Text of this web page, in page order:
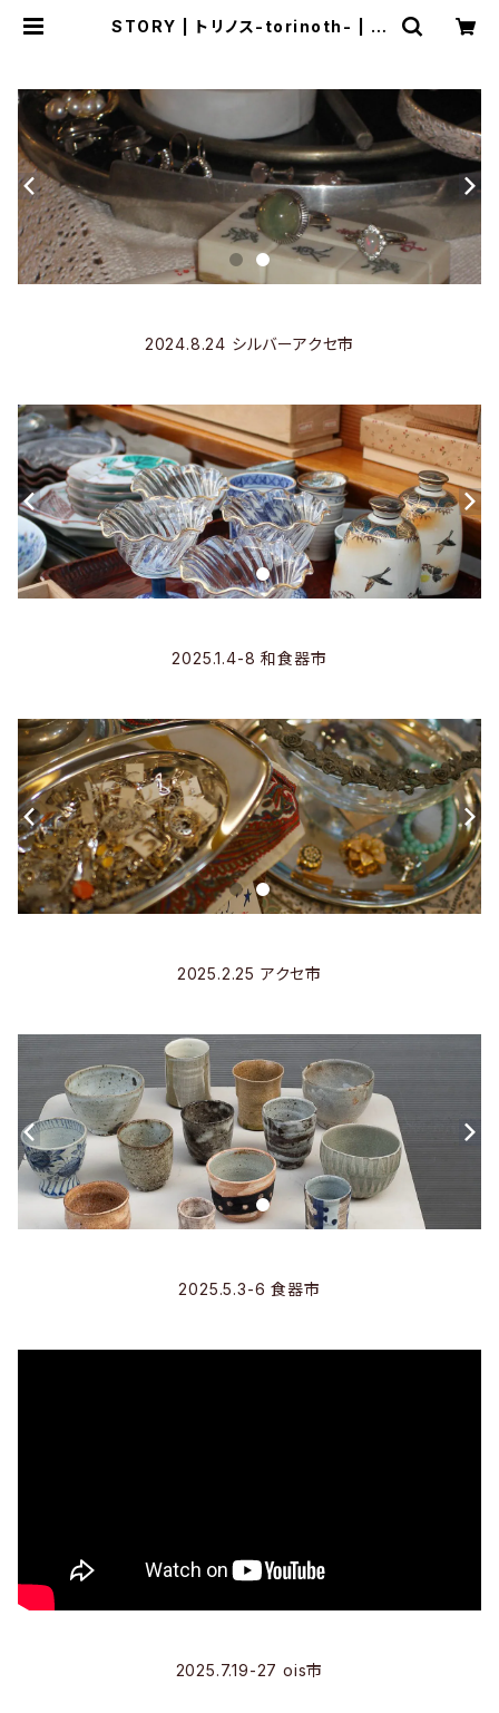
STORY | トリノス-torinoth- | 新
2024.8.24 シルバーアクセ市
2025.1.4-8 和食器市
2025.2.25 アクセ市
2025.5.3-6 食器市
2025.7.19-27 ois市